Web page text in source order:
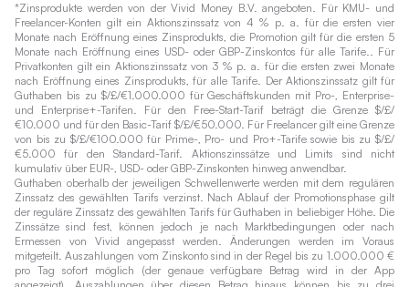
*Zinsprodukte werden von der Vivid Money B.V. angeboten. Für KMU- und
Freelancer-Konten gilt ein Aktionszinssatz von 4 % p. a. für die ersten vier
Monate nach Eröffnung eines Zinsprodukts, die Promotion gilt für die ersten 5
Monate nach Eröffnung eines USD- oder GBP-Zinskontos für alle Tarife.. Für
Privatkonten gilt ein Aktionszinssatz von 3 % p. a. für die ersten zwei Monate
nach Eröffnung eines Zinsprodukts, für alle Tarife. Der Aktionszinssatz gilt für
Guthaben bis zu $/£/€1.000.000 für Geschäftskunden mit Pro-, Enterprise-
und Enterprise+-Tarifen. Für den Free-Start-Tarif beträgt die Grenze $/£/
€10.000 und für den Basic-Tarif $/£/€50.000. Für Freelancer gilt eine Grenze
von bis zu $/£/€100.000 für Prime-, Pro- und Pro+-Tarife sowie bis zu $/£/
€5.000 für den Standard-Tarif. Aktionszinssätze und Limits sind nicht
kumulativ über EUR-, USD- oder GBP-Zinskonten hinweg anwendbar.
Guthaben oberhalb der jeweiligen Schwellenwerte werden mit dem regulären
Zinssatz des gewählten Tarifs verzinst. Nach Ablauf der Promotionsphase gilt
der reguläre Zinssatz des gewählten Tarifs für Guthaben in beliebiger Höhe. Die
Zinssätze sind fest, können jedoch je nach Marktbedingungen oder nach
Ermessen von Vivid angepasst werden. Änderungen werden im Voraus
mitgeteilt. Auszahlungen vom Zinskonto sind in der Regel bis zu 1.000.000 €
pro Tag sofort möglich (der genaue verfügbare Betrag wird in der App